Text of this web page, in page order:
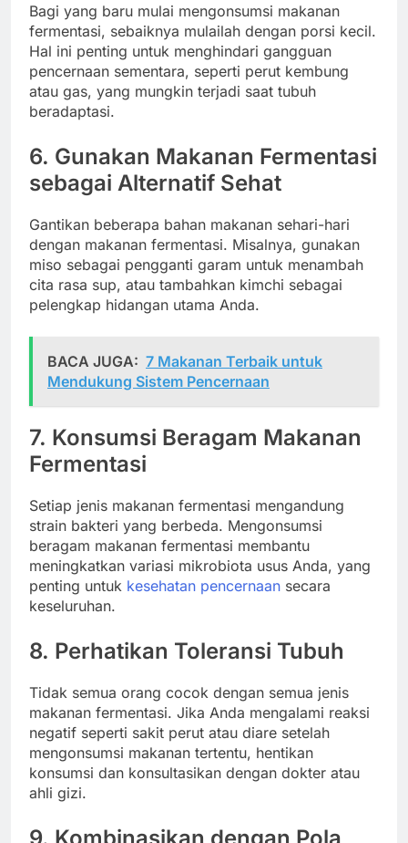
Bagi yang baru mulai mengonsumsi makanan
fermentasi, sebaiknya mulailah dengan porsi kecil.
Hal ini penting untuk menghindari gangguan
pencernaan sementara, seperti perut kembung
atau gas, yang mungkin terjadi saat tubuh
beradaptasi.
6. Gunakan Makanan Fermentasi
sebagai Alternatif Sehat
Gantikan beberapa bahan makanan sehari-hari
dengan makanan fermentasi. Misalnya, gunakan
miso sebagai pengganti garam untuk menambah
cita rasa sup, atau tambahkan kimchi sebagai
pelengkap hidangan utama Anda.
BACA JUGA: 7 Makanan Terbaik untuk
Mendukung Sistem Pencernaan
7. Konsumsi Beragam Makanan
Fermentasi
Setiap jenis makanan fermentasi mengandung
strain bakteri yang berbeda. Mengonsumsi
beragam makanan fermentasi membantu
meningkatkan variasi mikrobiota usus Anda, yang
penting untuk kesehatan pencernaan secara
keseluruhan.
8. Perhatikan Toleransi Tubuh
Tidak semua orang cocok dengan semua jenis
makanan fermentasi. Jika Anda mengalami reaksi
negatif seperti sakit perut atau diare setelah
mengonsumsi makanan tertentu, hentikan
konsumsi dan konsultasikan dengan dokter atau
ahli gizi.
9. Kombinasikan dengan Pola